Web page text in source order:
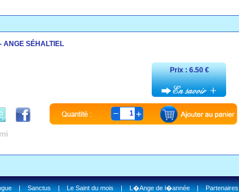
ANGE SÉHALTIEL
Prix : 6.50 €
1
|Sanctus|Le Saint du mois|L�Ange de l�année|Partenaires